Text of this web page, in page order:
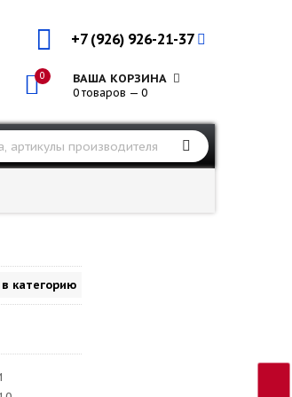
+7 (926) 926-21-37
0 ВАША КОРЗИНА
0 товаров — 0
категорию